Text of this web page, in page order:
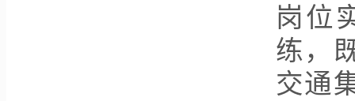
岗位
练，
交通